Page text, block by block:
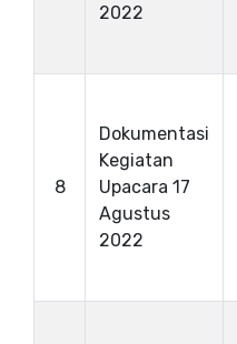
2022
8
Dokumentasi
Kegiatan
Upacara 17
Agustus
2022